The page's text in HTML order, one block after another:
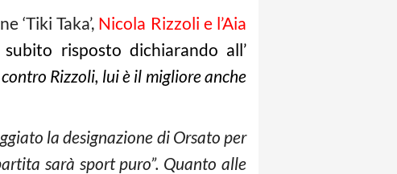
‘Tiki Taka’, Nicola Rizzoli e l’Aia
risposto dichiarando all’
Rizzoli, lui è il migliore anche
la designazione di Orsato per
sarà sport puro”. Quanto alle